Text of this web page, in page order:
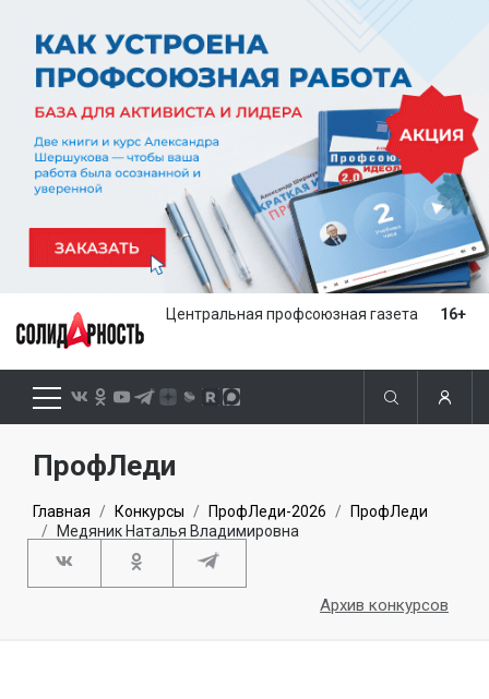
Центральная профсоюзная газета 16+
ПрофЛеди
Главная Конкурсы ПрофЛеди-2026
ПрофЛеди
Медяник Наталья Владимировна
Архив конкурсов